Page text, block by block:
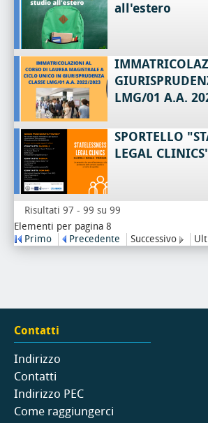
all'estero
LMG/01 A.A.
SPORTELLO
LEGAL
Risultati 97 - 99 su 99
Elementi per pagina 8
Primo
Precedente Successivo
Contatti
Indirizzo
Contatti
Indirizzo PEC
Come raggiungerci